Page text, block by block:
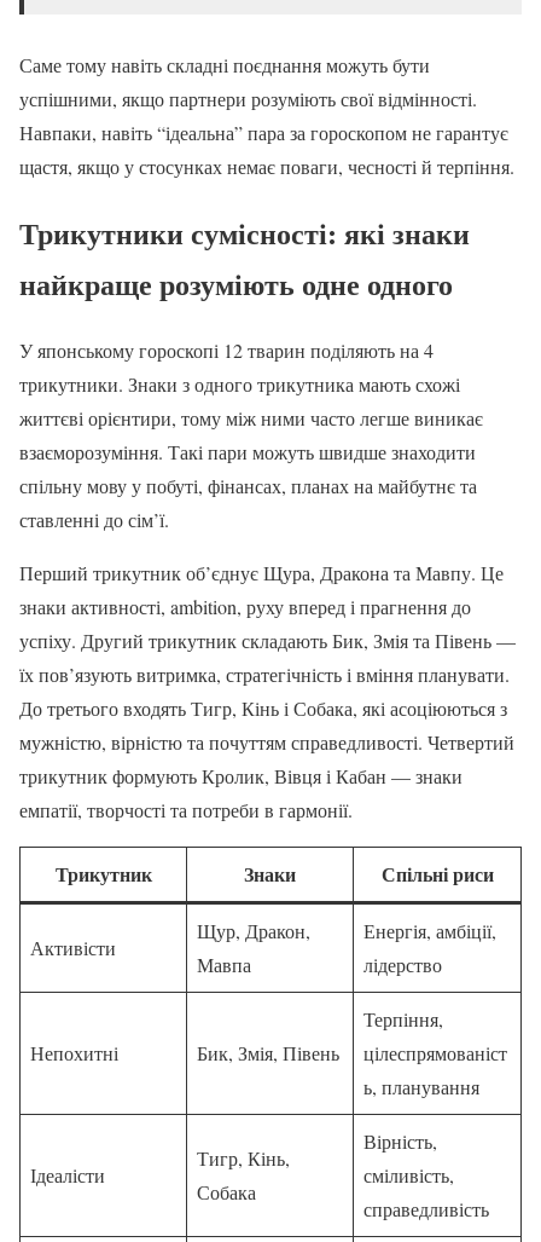
Саме тому навіть складні поєднання можуть бути
успішними, якщо партнери розуміють свої відмінності.
Навпаки, навіть “ідеальна” пара за гороскопом не гарантує
щастя, якщо у стосунках немає поваги, чесності й терпіння.
Трикутники сумісності: які знаки
найкраще розуміють одне одного
У японському гороскопі 12 тварин поділяють на 4
трикутники. Знаки з одного трикутника мають схожі
життєві орієнтири, тому між ними часто легше виникає
взаєморозуміння. Такі пари можуть швидше знаходити
спільну мову у побуті, фінансах, планах на майбутнє та
ставленні до сім’ї.
Перший трикутник об’єднує Щура, Дракона та Мавпу. Це
знаки активності, ambition, руху вперед і прагнення до
успіху. Другий трикутник складають Бик, Змія та Півень —
їх пов’язують витримка, стратегічність і вміння планувати.
До третього входять Тигр, Кінь і Собака, які асоціюються з
мужністю, вірністю та почуттям справедливості. Четвертий
трикутник формують Кролик, Вівця і Кабан — знаки
емпатії, творчості та потреби в гармонії.
Трикутник Знаки Спільні риси
Активісти
Щур, Дракон,
Мавпа
Енергія, амбіції,
лідерство
Непохитні Бик, Змія, Півень
Терпіння,
цілеспрямованіст
ь, планування
Ідеалісти
Тигр, Кінь,
Собака
Вірність,
сміливість,
справедливість